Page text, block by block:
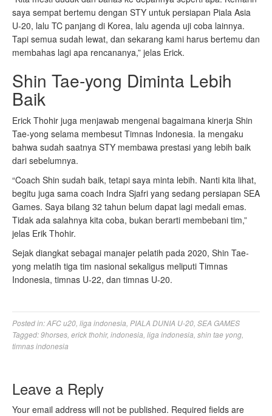
saya sempat bertemu dengan STY untuk persiapan Piala Asia
U-20, lalu TC panjang di Korea, lalu agenda uji coba lainnya.
Tapi semua sudah lewat, dan sekarang kami harus bertemu dan
membahas lagi apa rencananya,” jelas Erick.
Shin Tae-yong Diminta Lebih
Baik
Erick Thohir juga menjawab mengenai bagaimana kinerja Shin
Tae-yong selama membesut Timnas Indonesia. Ia mengaku
bahwa sudah saatnya STY membawa prestasi yang lebih baik
dari sebelumnya.
“Coach Shin sudah baik, tetapi saya minta lebih. Nanti kita lihat,
begitu juga sama coach Indra Sjafri yang sedang persiapan SEA
Games. Saya bilang 32 tahun belum dapat lagi medali emas.
Tidak ada salahnya kita coba, bukan berarti membebani tim,”
jelas Erik Thohir.
Sejak diangkat sebagai manajer pelatih pada 2020, Shin Tae-
yong melatih tiga tim nasional sekaligus meliputi Timnas
Indonesia, timnas U-22, dan timnas U-20.
Posted in:AFC u20 liga indonesia PIALA DUNIA U-20 SEA GAMES
Tagged:9horses erick thohir, indonesia liga indonesia shin tae yong
timnas indonesia
Leave a Reply
Your email address will not be published. Required fields are